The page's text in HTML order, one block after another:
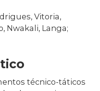
Vitoria,
Nwakali, Langa;
técnico-táticos